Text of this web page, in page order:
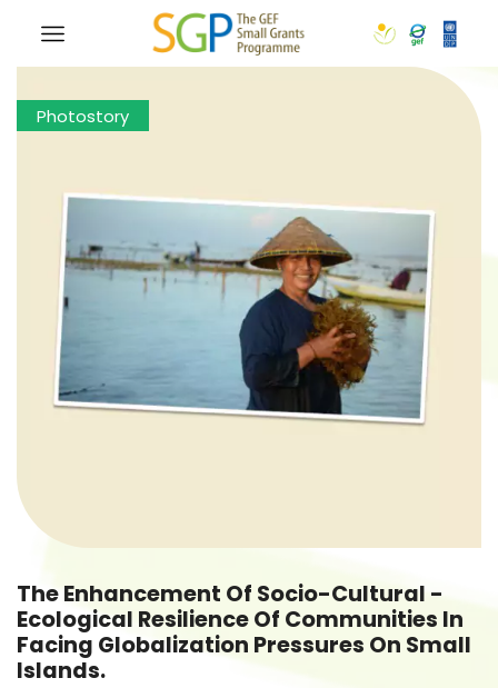
Photostory
The Enhancement Of Socio-Cultural -
Ecological Resilience Of Communities In
Facing Globalization Pressures On Small
Islands.